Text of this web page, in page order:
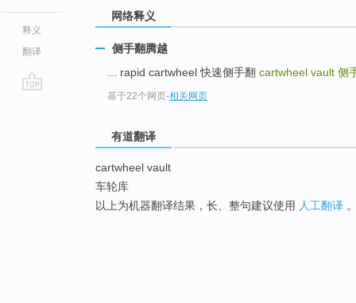
释义
翻译
网络释义
侧手翻腾越
... rapid cartwheel 快速侧手翻 cartwheel vault 侧
基于22个网页-相关网页
有道翻译
cartwheel vault
车轮库
以上为机器翻译结果，长、整句建议使用 人工翻译